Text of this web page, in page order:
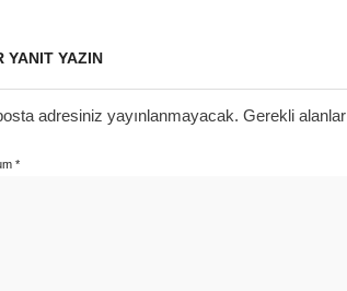
YANIT YAZIN
adresiniz yayınlanmayacak. Gerekli alanlar
*